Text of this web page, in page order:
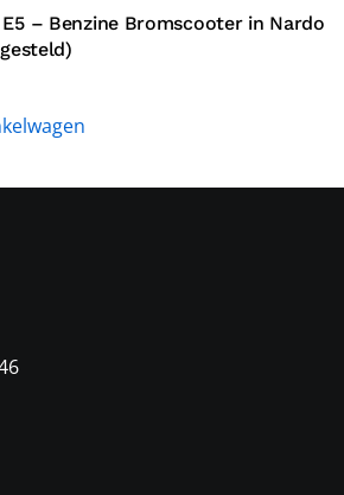
E5 – Benzine Bromscooter in Nardo